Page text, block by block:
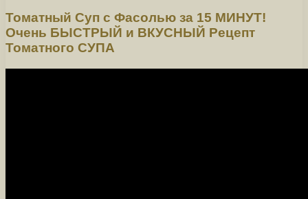
Томатный Суп с Фасолью за 15 МИНУТ!
Очень БЫСТРЫЙ и ВКУСНЫЙ Рецепт
Томатного СУПА